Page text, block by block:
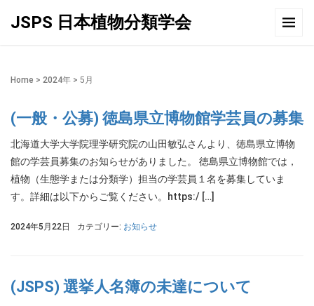
JSPS 日本植物分類学会
Home > 2024年 > 5月
(一般・公募) 徳島県立博物館学芸員の募集
北海道大学大学院理学研究院の山田敏弘さんより、徳島県立博物
館の学芸員募集のお知らせがありました。 徳島県立博物館では，
植物（生態学または分類学）担当の学芸員１名を募集していま
す。詳細は以下からご覧ください。https:/ […]
2024年5月22日 カテゴリー: お知らせ
(JSPS) 選挙人名簿の未達について